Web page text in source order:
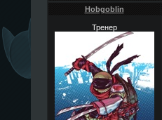
Hobgoblin
Тренер